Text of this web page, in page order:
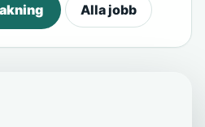
Alla jobb